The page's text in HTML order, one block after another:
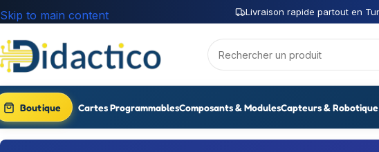
Livraison rapide partout en
Skip to main content
Boutique Cartes ProgrammablesComposants & ModulesCapteurs & Robotique